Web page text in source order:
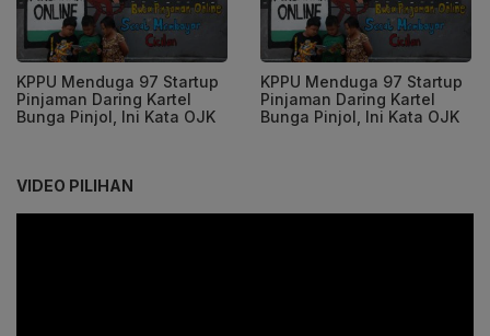
KPPU Menduga 97 Startup
Pinjaman Daring Kartel
Bunga Pinjol, Ini Kata OJK
KPPU Menduga 97 Startup
Pinjaman Daring Kartel
Bunga Pinjol, Ini Kata OJK
VIDEO PILIHAN